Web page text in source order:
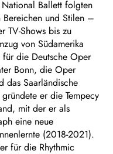
Ballett folgten
Bereichen und Stilen ­–
TV-Shows bis zu
von Südamerika
die Deutsche Oper
Bonn, die Oper
das Saarländische
er die Tempecy
mit der er als
eine neue
(2018-2021).
für die Rhythmic